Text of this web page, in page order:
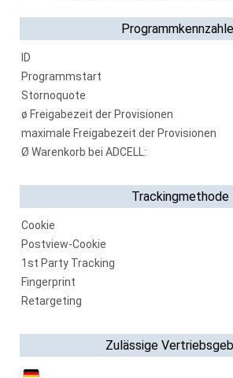
ID
Programmstart
Stornoquote
ø Freigabezeit der Provisionen
maximale Freigabezeit der Provisionen
Ø Warenkorb bei ADCELL:
Trackingmethode
Cookie
Postview-Cookie
1st Party Tracking
Fingerprint
Retargeting
Zulässige